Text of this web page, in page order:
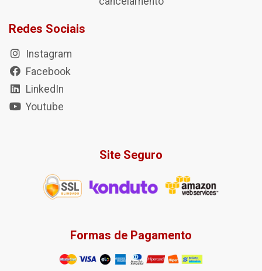
Redes Sociais
Instagram
Facebook
LinkedIn
Youtube
Site Seguro
Formas de Pagamento